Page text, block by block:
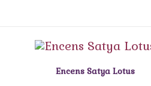
Encens Satya Lotus